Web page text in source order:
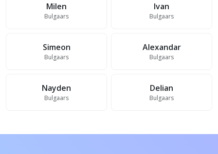
Milen
Bulgaars
Ivan
Bulgaars
Simeon
Bulgaars
Alexandar
Bulgaars
Nayden
Bulgaars
Delian
Bulgaars